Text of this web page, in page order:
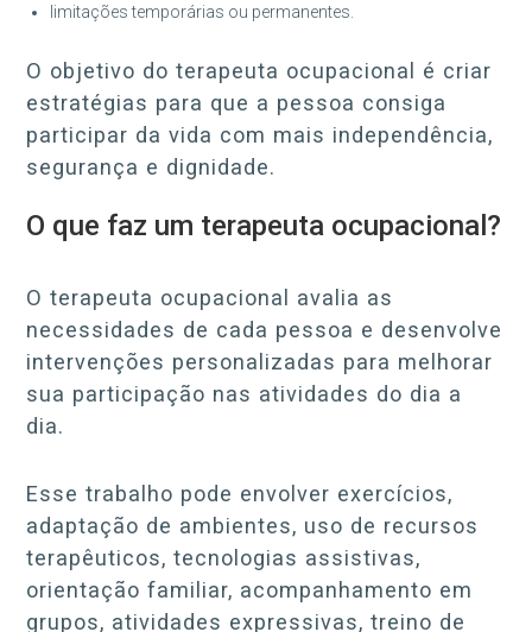
limitações temporárias ou permanentes.
O objetivo do terapeuta ocupacional é criar
estratégias para que a pessoa consiga
participar da vida com mais independência,
segurança e dignidade.
O que faz um terapeuta ocupacional?
O terapeuta ocupacional avalia as
necessidades de cada pessoa e desenvolve
intervenções personalizadas para melhorar
sua participação nas atividades do dia a
dia.
Esse trabalho pode envolver exercícios,
adaptação de ambientes, uso de recursos
terapêuticos, tecnologias assistivas,
orientação familiar, acompanhamento em
grupos, atividades expressivas, treino de